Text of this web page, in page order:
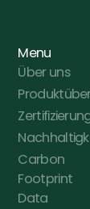
Menu
Über uns
Carbon
Footprint
Data